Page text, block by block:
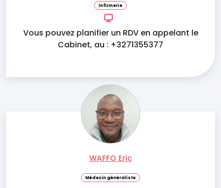
Infirmerie
Vous pouvez planifier un RDV en appelant le
Cabinet, au : +3271355377
WAFFO Eric
Médecin généraliste